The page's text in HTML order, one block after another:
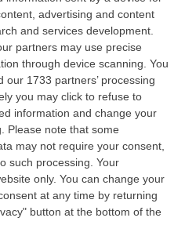
advertising and content
and services development.
partners may use precise
through device scanning. You
1733 partners’ processing
you may click to refuse to
information and change your
Please note that some
may not require your consent,
such processing. Your
only. You can change your
at any time by returning
button at the bottom of the
essere chiari, era già in
emergenza prima che
la parola Coronavirus
diventasse
un’ossessione. Mesi
prima che, alle 18 di
ogni giorno, la
quello che ormai
di guerra. Minniti,